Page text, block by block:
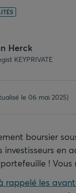
Herck
KEYPRIVATE
le 06 mai 2025)
boursier
investisseurs en
!
rappelé les